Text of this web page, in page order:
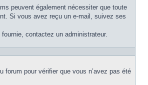
peuvent également nécessiter que toute
Si vous avez reçu un e-mail, suivez ses
contactez un administrateur.
forum pour vérifier que vous n’avez pas été